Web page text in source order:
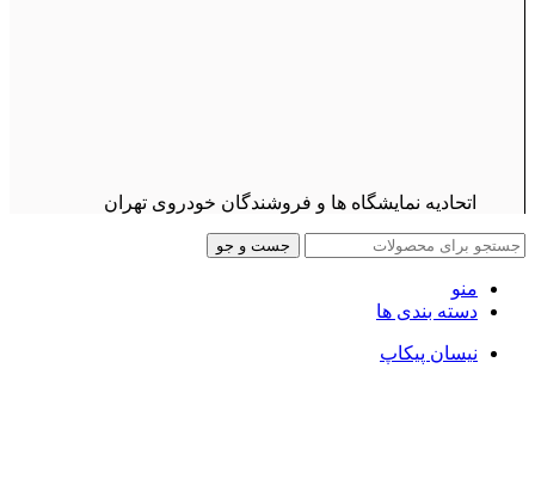
اتحادیه نمایشگاه ها و فروشندگان خودروی تهران
جست و جو
منو
دسته بندی ها
نیسان پیکاپ